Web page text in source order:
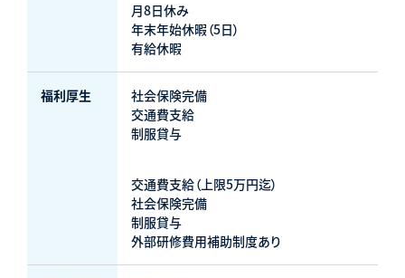
月8日休み
年末年始休暇（5日）
有給休暇
福利厚生
社会保険完備
交通費支給
制服貸与
交通費支給（上限5万円迄）
社会保険完備
制服貸与
外部研修費用補助制度あり